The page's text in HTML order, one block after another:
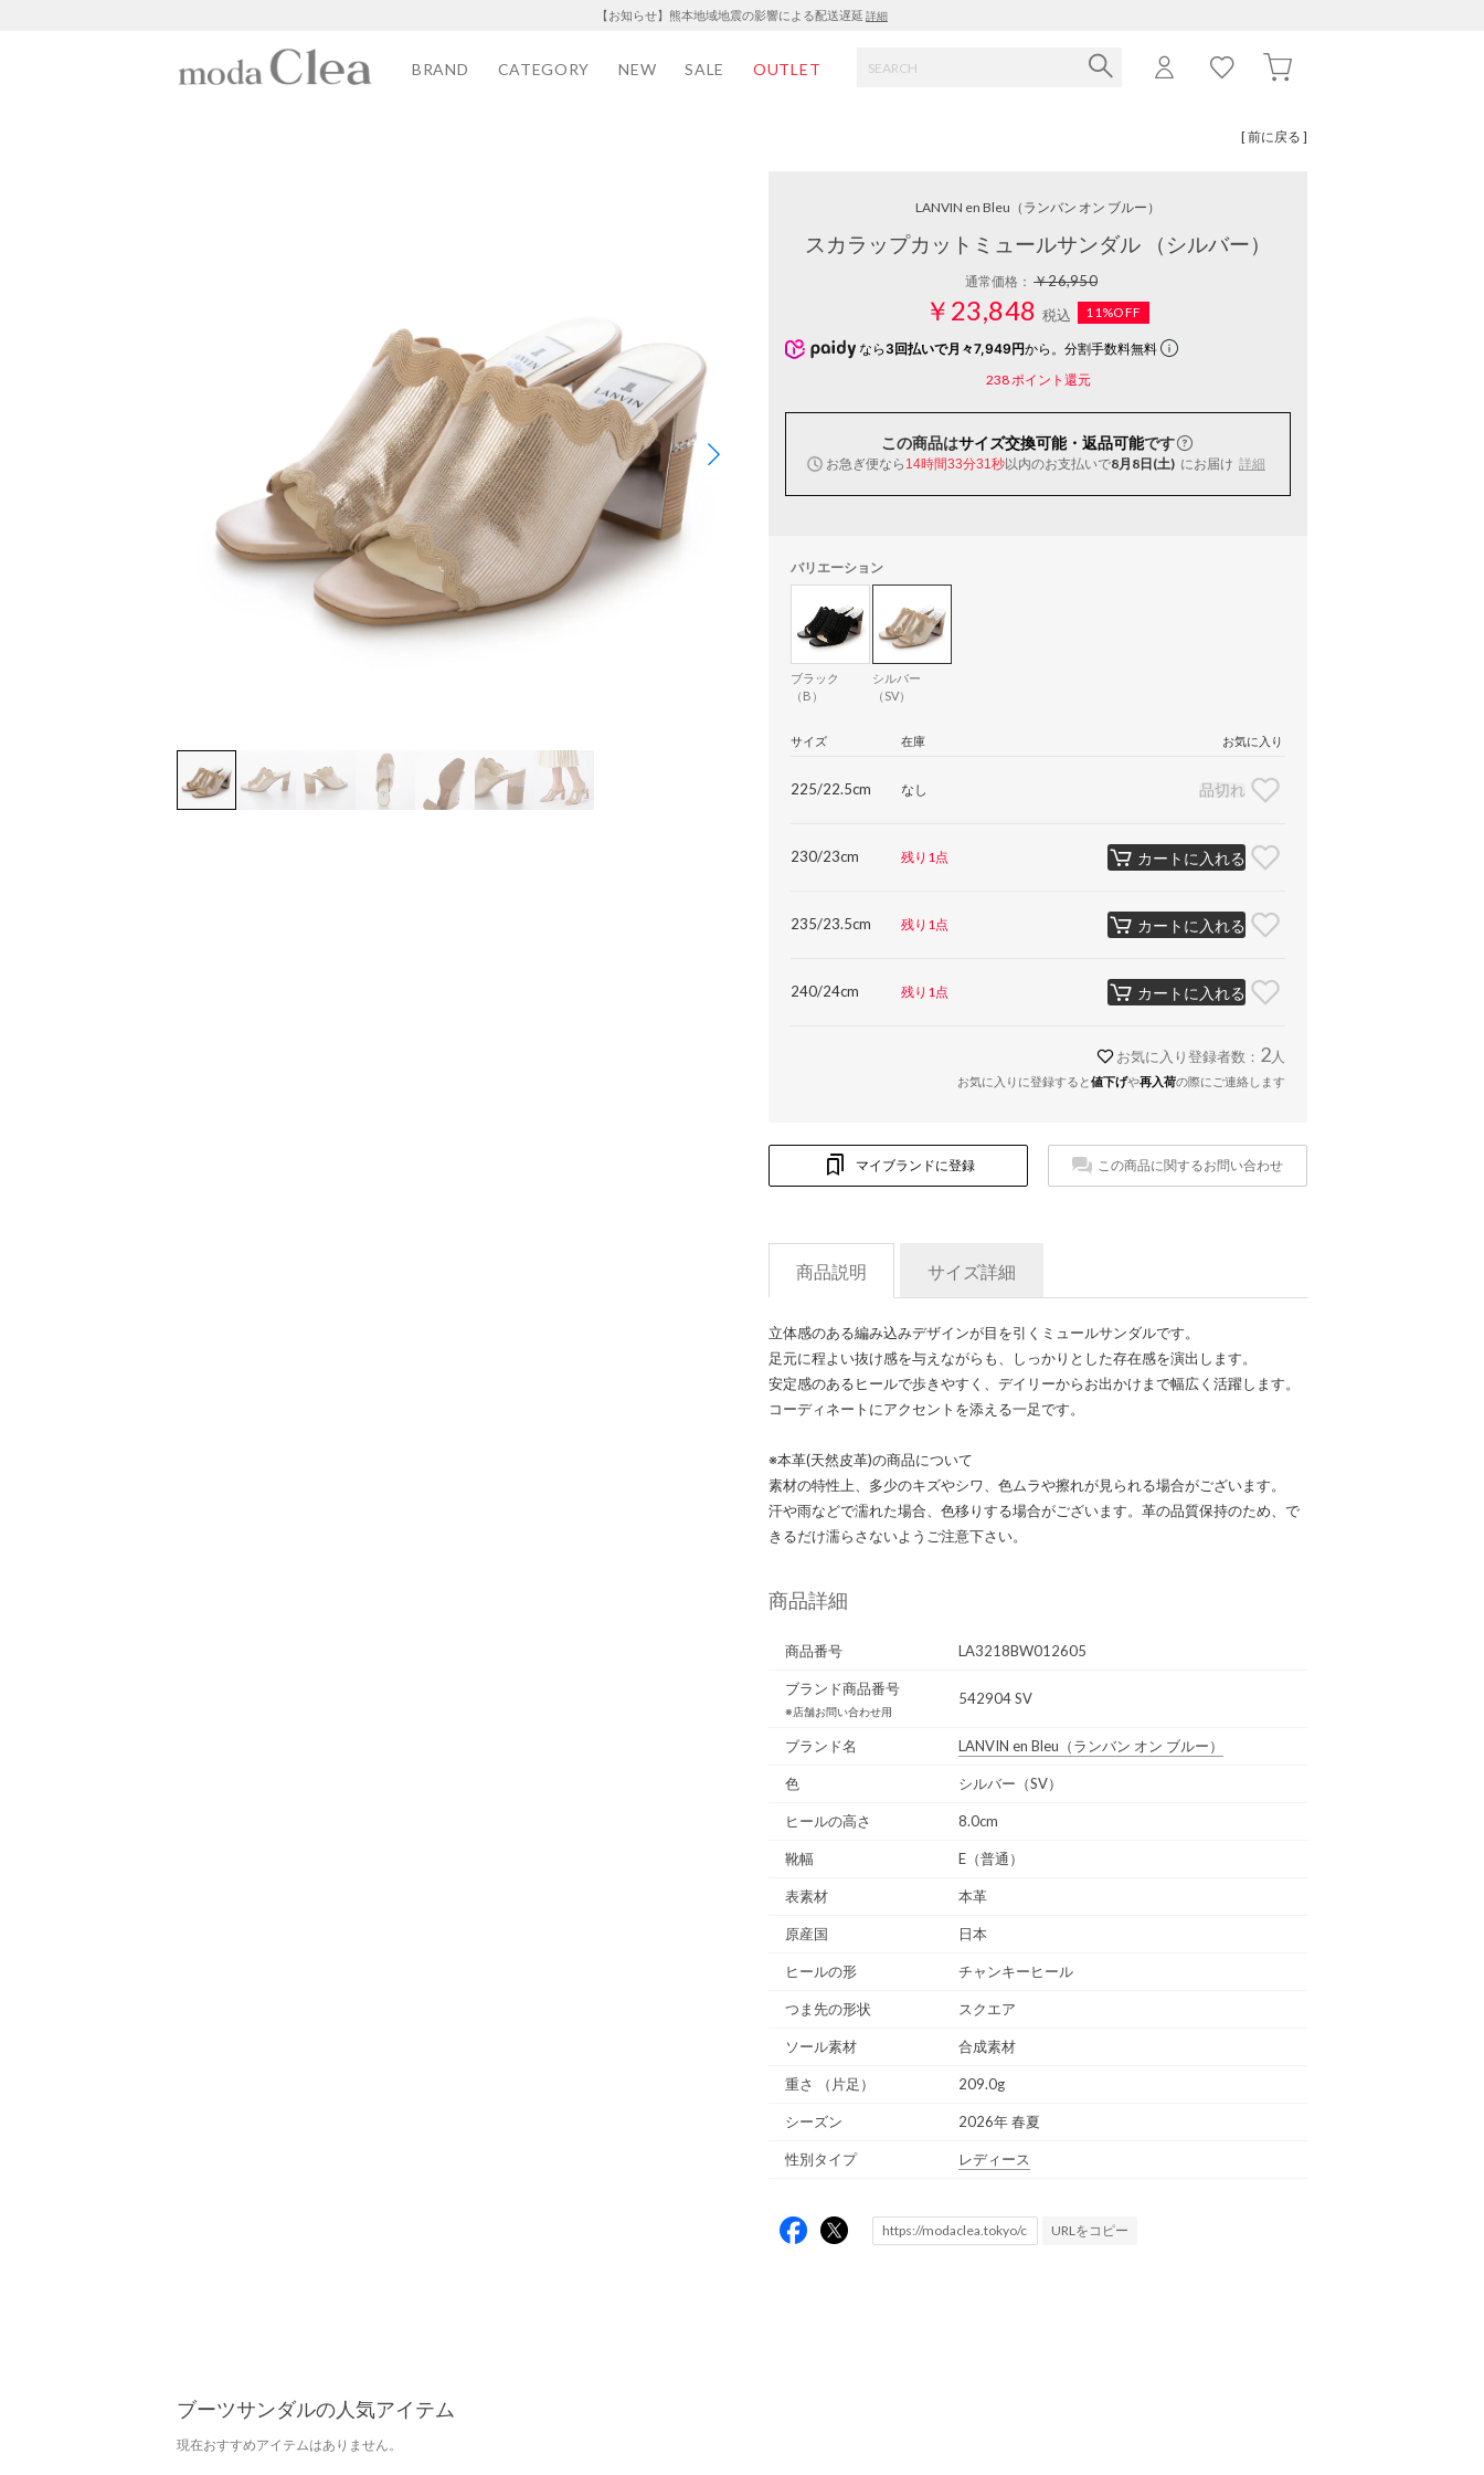
【お知らせ】熊本地域地震の影響による配送遅延 詳細
BRAND CATEGORY NEW SALE OUTLET
[ 前に戻る ]
LANVIN en Bleu （ランバン オン ブルー）
スカラップカットミュールサンダル （シルバー）
通常価格：￥26,950
￥23,848 税込 11%OFF
なら 3回払いで月々7,949円から。分割手数料無料
238ポイント還元
この商品はサイズ交換可能・返品可能です
お急ぎ便なら 14時間33分30秒以内のお支払いで8月8日(土) にお届け 詳細
バリエーション
ブラック
（B）
シルバー
（SV）
サイズ 在庫 お気に入り
225/22.5cm なし 品切れ
230/23cm 残り1点 カートに入れる
235/23.5cm 残り1点 カートに入れる
240/24cm 残り1点 カートに入れる
お気に入り登録者数： 2 人
お気に入りに登録すると値下げや再入荷の際にご連絡します
マイブランドに登録 この商品に関するお問い合わせ
商品説明 サイズ詳細
立体感のある編み込みデザインが目を引くミュールサンダルです。
足元に程よい抜け感を与えながらも、しっかりとした存在感を演出します。
安定感のあるヒールで歩きやすく、デイリーからお出かけまで幅広く活躍します。
コーディネートにアクセントを添える一足です。
※本革(天然皮革)の商品について
素材の特性上、多少のキズやシワ、色ムラや擦れが見られる場合がございます。
汗や雨などで濡れた場合、色移りする場合がございます。革の品質保持のため、で
きるだけ濡らさないようご注意下さい。
商品詳細
商品番号 LA3218BW012605
ブランド商品番号
※店舗お問い合わせ用
542904 SV
ブランド名 LANVIN en Bleu （ランバン オン ブルー）
色 シルバー（SV）
ヒールの高さ 8.0cm
靴幅 E（普通）
表素材 本革
原産国 日本
ヒールの形 チャンキーヒール
つま先の形状 スクエア
ソール素材 合成素材
重さ （片足） 209.0g
シーズン 2026年 春夏
性別タイプ レディース
URLをコピー
ブーツサンダルの人気アイテム
現在おすすめアイテムはありません。